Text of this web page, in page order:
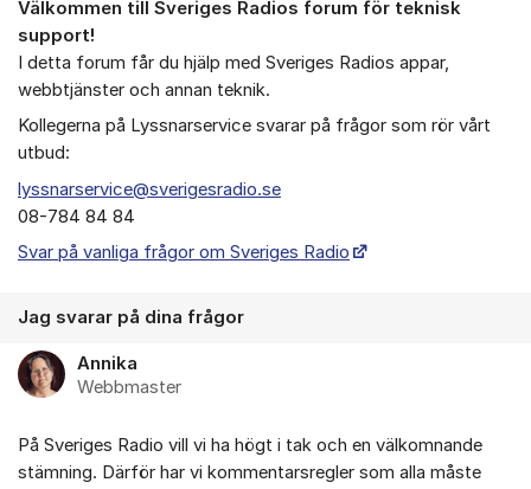
Om forumet
Välkommen till Sveriges Radios forum för teknisk
support!
I detta forum får du hjälp med Sveriges Radios appar,
webbtjänster och annan teknik.
Kollegerna på Lyssnarservice svarar på frågor som rör vårt
utbud:
lyssnarservice@sverigesradio.se
08-784 84 84
Svar på vanliga frågor om Sveriges Radio
Jag svarar på dina frågor
Annika
Webbmaster
På Sveriges Radio vill vi ha högt i tak och en välkomnande
stämning. Därför har vi kommentarsregler som alla måste